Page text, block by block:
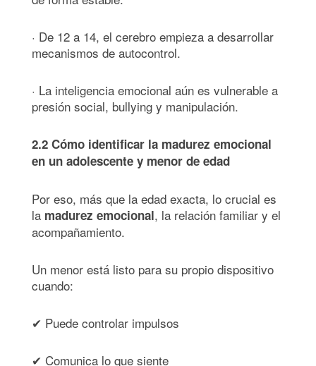
· De 12 a 14, el cerebro empieza a desarrollar
mecanismos de autocontrol.
· La inteligencia emocional aún es vulnerable a
presión social, bullying y manipulación.
2.2 Cómo identificar la madurez emocional
en un adolescente y menor de edad
Por eso, más que la edad exacta, lo crucial es
la madurez emocional, la relación familiar y el
acompañamiento.
Un menor está listo para su propio dispositivo
cuando:
✔ Puede controlar impulsos
✔ Comunica lo que siente